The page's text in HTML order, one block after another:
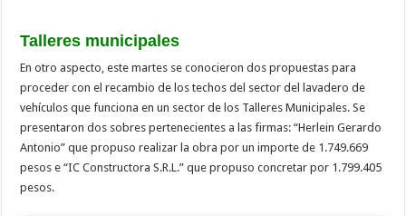
Talleres municipales
En otro aspecto, este martes se conocieron dos propuestas para
proceder con el recambio de los techos del sector del lavadero de
vehículos que funciona en un sector de los Talleres Municipales. Se
presentaron dos sobres pertenecientes a las firmas: “Herlein Gerardo
Antonio” que propuso realizar la obra por un importe de 1.749.669
pesos e “IC Constructora S.R.L.” que propuso concretar por 1.799.405
pesos.